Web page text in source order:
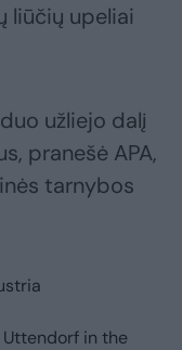
liūčių upeliai
užliejo dalį
pranešė APA,
tarnybos
in the